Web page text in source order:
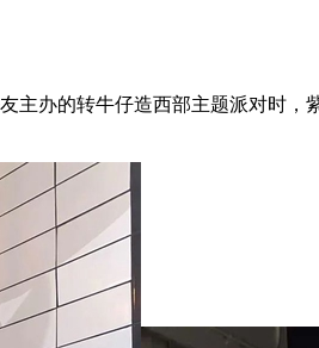
办的转牛仔造西部主题派对时